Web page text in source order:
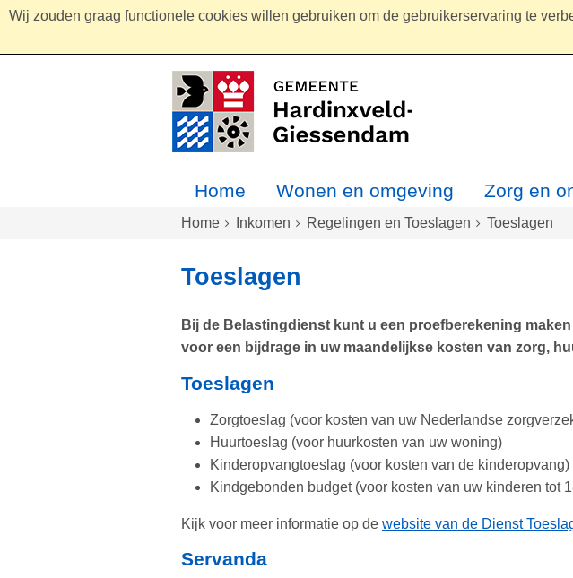
Wij zouden graag functionele cookies willen gebruiken om de gebruikerservaring te
Home Wonen en omgeving Zorg en
Home Inkomen Regelingen en Toeslagen Toeslagen
Toeslagen
Bij de Belastingdienst kunt u een proefberekening
voor een bijdrage in uw maandelijkse kosten van zorg,
Toeslagen
Zorgtoeslag (voor kosten van uw Nederlandse
Huurtoeslag (voor huurkosten van uw woning)
Kinderopvangtoeslag (voor kosten van de kinderopvang)
Kindgebonden budget (voor kosten van uw kinderen tot
Kijk voor meer informatie op de website van de Dienst
Servanda